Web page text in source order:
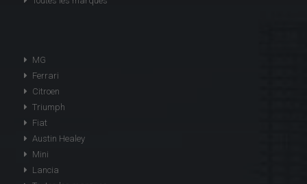
MG
Ferrari
Citroen
Triumph
Fiat
Austin Healey
Mini
Lancia